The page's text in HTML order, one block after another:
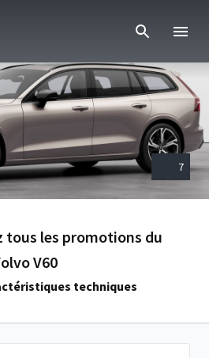
7
tous les promotions du
V60
techniques